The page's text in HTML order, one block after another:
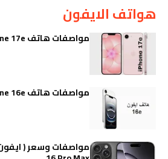
هواتف الايفون
مواصفات هاتف iPhone 17e كاملا
مواصفات هاتف iPhone 16e